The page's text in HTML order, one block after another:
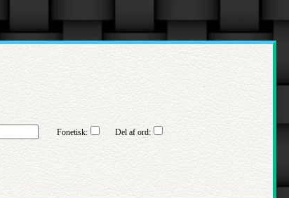
Fonetisk: Del af ord: